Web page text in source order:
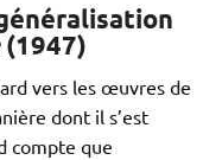
(1947)
vers les œuvres de
dont il s’est
compte que